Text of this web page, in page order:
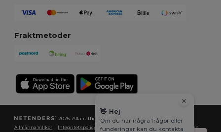
Fraktmetoder
2026. Alla rättigheter förbehållna
Allmänna Villkor Integritetspolicy |Policy för cookies |Karta över webbplatsen
👋 Hej
Om du har några frågor eller
funderingar kan du kontakta